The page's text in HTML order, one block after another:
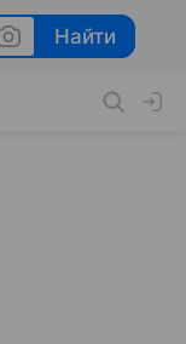
Найти
Найти